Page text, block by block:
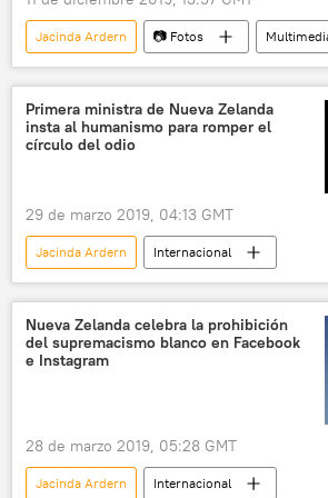
Jacinda Ardern 📷 Fotos
líderes
mujeres
políticos
Kolinda Grabar-Kitarovic
Mette
Kersti Kaljulaid
Maia Sandu
Primera ministra de Nueva Zelanda
insta al humanismo para romper el
círculo del odio
29 de marzo 2019, 04:13 GMT
Jacinda Ardern
Internacional
Tiroteo múltiple en mezquitas de Nueva Zelanda
Nueva Zelanda
odio
xenofobia
🌏 Asia noticias
Nueva Zelanda celebra la prohibición
del supremacismo blanco en Facebook
e Instagram
28 de marzo 2019, 05:28 GMT
Jacinda Ardern
Internacional